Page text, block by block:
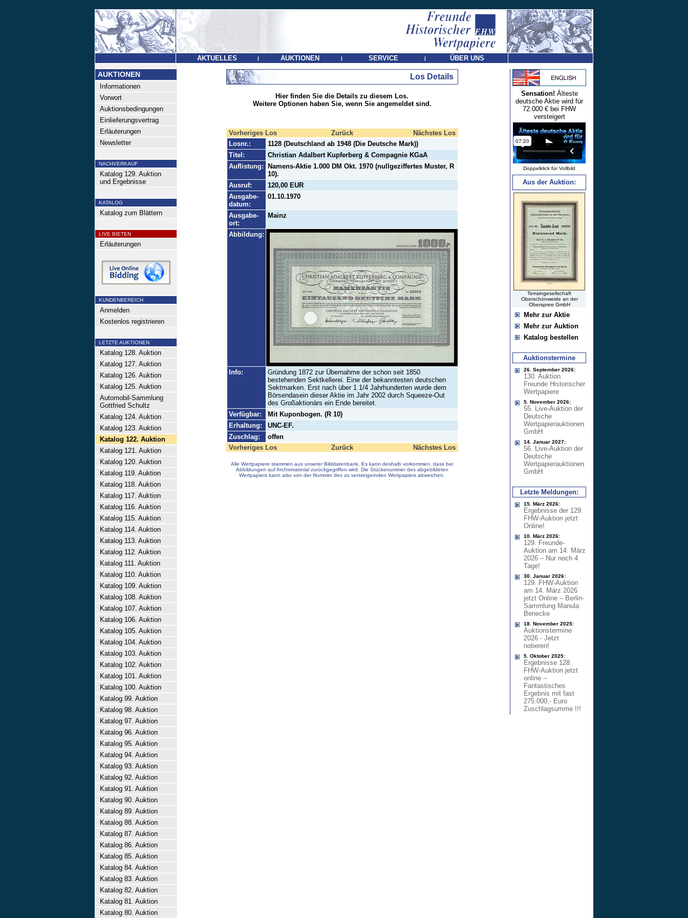
AKTUELLES | AUKTIONEN | SERVICE | ÜBER UNS
AUKTIONEN
Informationen
Vorwort
Auktionsbedingungen
Einlieferungsvertrag
Erläuterungen
Newsletter
NACHVERKAUF
Katalog 129. Auktion
und Ergebnisse
KATALOG
Katalog zum Blättern
LIVE BIETEN
Erläuterungen
KUNDENBEREICH
Anmelden
Kostenlos registrieren
LETZTE AUKTIONEN
Katalog 128. Auktion
Katalog 127. Auktion
Katalog 126. Auktion
Katalog 125. Auktion
Automobil-Sammlung
Gottfried Schultz
Katalog 124. Auktion
Katalog 123. Auktion
Katalog 122. Auktion
Katalog 121. Auktion
Katalog 120. Auktion
Katalog 119. Auktion
Katalog 118. Auktion
Katalog 117. Auktion
Katalog 116. Auktion
Katalog 115. Auktion
Katalog 114. Auktion
Katalog 113. Auktion
Katalog 112. Auktion
Katalog 111. Auktion
Katalog 110. Auktion
Katalog 109. Auktion
Katalog 108. Auktion
Katalog 107. Auktion
Katalog 106. Auktion
Katalog 105. Auktion
Katalog 104. Auktion
Katalog 103. Auktion
Katalog 102. Auktion
Katalog 101. Auktion
Katalog 100. Auktion
Katalog 99. Auktion
Katalog 98. Auktion
Katalog 97. Auktion
Katalog 96. Auktion
Katalog 95. Auktion
Katalog 94. Auktion
Katalog 93. Auktion
Katalog 92. Auktion
Katalog 91. Auktion
Katalog 90. Auktion
Katalog 89. Auktion
Katalog 88. Auktion
Katalog 87. Auktion
Katalog 86. Auktion
Katalog 85. Auktion
Katalog 84. Auktion
Katalog 83. Auktion
Katalog 82. Auktion
Katalog 81. Auktion
Katalog 80. Auktion
Los Details
Hier finden Sie die Details zu diesem Los.
Weitere Optionen haben Sie, wenn Sie angemeldet sind.
Vorheriges Los Zurück
Nächstes Los
Losnr.:
1128 (Deutschland ab 1948 (Die Deutsche Mark))
Titel:
Christian Adalbert Kupferberg & Compagnie KGaA
Auflistung:
Namens-Aktie 1.000 DM Okt. 1970 (nullgeziffertes Muster, R
10).
Ausruf:
120,00 EUR
Ausgabe-
datum:
01.10.1970
Ausgabe-
ort:
Mainz
Abbildung:
Info:
Gründung 1872 zur Übernahme der schon seit 1850
bestehenden Sektkellerei. Eine der bekanntesten deutschen
Sektmarken. Erst nach über 1 1/4 Jahrhunderten wurde dem
Börsendasein dieser Aktie im Jahr 2002 durch Squeeze-Out
des Großaktionärs ein Ende bereitet.
Verfügbar:
Mit Kuponbogen. (R 10)
Erhaltung:
UNC-EF.
Zuschlag:
offen
Vorheriges Los
Zurück Nächstes Los
Alle Wertpapiere stammen aus unserer Bilddatenbank. Es kann deshalb vorkommen, dass bei
Abbildungen auf Archivmaterial zurückgegriffen wird. Die Stückenummer des abgebildeten
Wertpapiers kann also von der Nummer des zu versteigernden Wertpapiers abweichen.
Sensation! Älteste
deutsche Aktie wird für
72.000 € bei FHW
versteigert
Doppelklick für Vollbild
Aus der Auktion:
Terraingesellschaft
Oberschönweide an der
Oberspree GmbH
Mehr zur Aktie
Mehr zur Auktion
Katalog bestellen
Auktionstermine
26. September 2026:
130. Auktion
Freunde Historischer
Wertpapiere
5. November 2026:
55. Live-Auktion der
Deutsche
Wertpapierauktionen
GmbH
14. Januar 2027:
56. Live-Auktion der
Deutsche
Wertpapierauktionen
GmbH
Letzte Meldungen:
15. März 2026:
Ergebnisse der 129.
FHW-Auktion jetzt
Online!
10. März 2026:
129. Freunde-
Auktion am 14. März
2026 – Nur noch 4
Tage!
30. Januar 2026:
129. FHW-Auktion
am 14. März 2026
jetzt Online – Berlin-
Sammlung Manula
Benecke
18. November 2025:
Auktionstermine
2026 - Jetzt
notieren!
5. Oktober 2025:
Ergebnisse 128.
FHW-Auktion jetzt
online –
Fantastisches
Ergebnis mit fast
275.000,- Euro
Zuschlagsumme !!!